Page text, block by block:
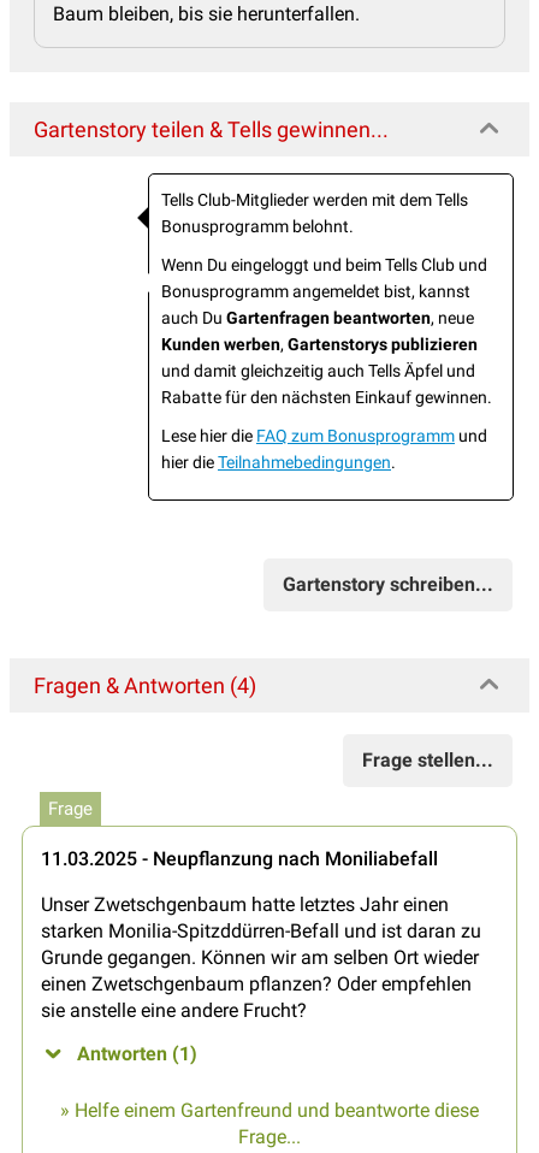
Baum bleiben, bis sie herunterfallen.
Gartenstory teilen & Tells gewinnen...
Tells Club-Mitglieder werden mit dem Tells
Bonusprogramm belohnt.
Wenn Du eingeloggt und beim Tells Club und
Bonusprogramm angemeldet bist, kannst
auch Du Gartenfragen beantworten, neue
Kunden werben, Gartenstorys publizieren
und damit gleichzeitig auch Tells Äpfel und
Rabatte für den nächsten Einkauf gewinnen.
Lese hier die FAQ zum Bonusprogramm und
hier dieTeilnahmebedingungen.
Gartenstory schreiben...
Fragen & Antworten (4)
Frage stellen...
Frage
11.03.2025 - Neupflanzung nach Moniliabefall
Unser Zwetschgenbaum hatte letztes Jahr einen
starken Monilia-Spitzddürren-Befall und ist daran zu
Grunde gegangen. Können wir am selben Ort wieder
einen Zwetschgenbaum pflanzen? Oder empfehlen
sie anstelle eine andere Frucht?
Antworten (1)
» Helfe einem Gartenfreund und beantworte diese
Frage...